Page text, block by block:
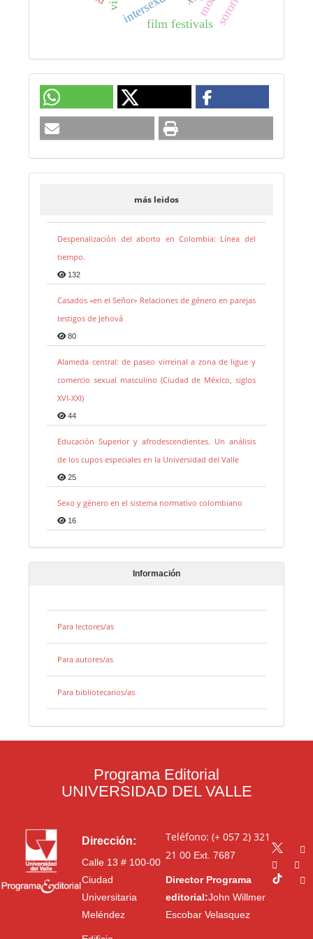
film festivals
más leidos
Despenalización del aborto en Colombia: Línea del
tiempo.
132
Casados «en el Señor» Relaciones de género en parejas
testigos de Jehová
80
Alameda central: de paseo virreinal a zona de ligue y
comercio sexual masculino (Ciudad de México, siglos
XVI-XXI)
44
Educación Superior y afrodescendientes. Un análisis
de los cupos especiales en la Universidad del Valle
25
Sexo y género en el sistema normativo colombiano
16
Información
Para lectores/as
Para autores/as
Para bibliotecarios/as
Programa Editorial
UNIVERSIDAD DEL VALLE
Dirección:
Calle 13 # 100-00
Ciudad
Universitaria
Meléndez
Teléfono: (+ 057 2) 321
21 00Ext. 7687
Director Programa
editorial:John Willmer
Escobar Velasquez